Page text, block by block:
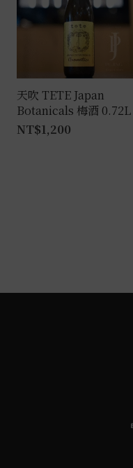
天吹 TETE Japan
Botanicals 梅酒 0.72L
NT$1,200